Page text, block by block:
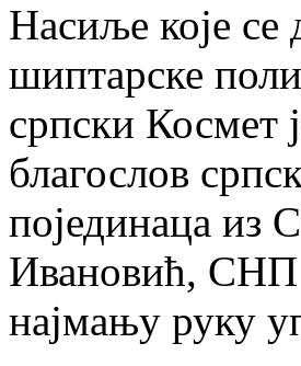
Насиље које се
шиптарске
српски Космет
благослов
појединаца
Ивановић,
најмању руку